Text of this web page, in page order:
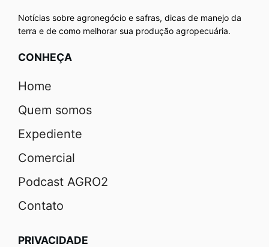
Notícias sobre agronegócio e safras, dicas de manejo da
terra e de como melhorar sua produção agropecuária.
CONHEÇA
Home
Quem somos
Expediente
Comercial
Podcast AGRO2
Contato
PRIVACIDADE